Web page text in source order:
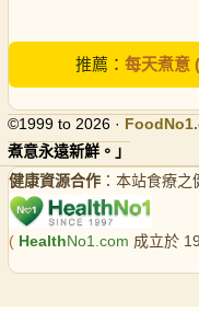
推薦： 每天煮意
©1999 to 2026 · FoodNo1
煮意永遠新鮮。」
健康資源合作 ：本站食療
( HealthNo1.com 成立於